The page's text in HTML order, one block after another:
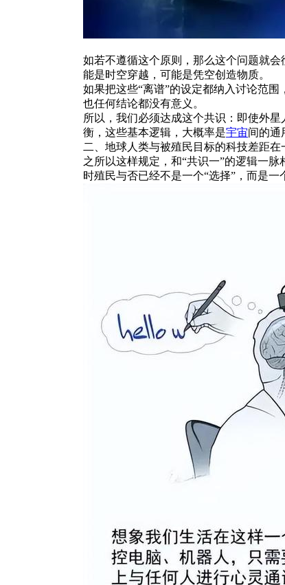
如若不遵循这个原则，那么这个问题就
能是时空穿越，可能是凭空创造物质。
如果把这些“离谱”的设定都纳入讨论范
也任何结论都没有意义。
所以，我们必须达成这个共识：即使外
衡，这些基本逻辑，大概率是宇宙间的通
二、地球人类与被殖民目标的科技差距在
之所以这样规定，和“共识一”的逻辑一
时殖民与否已经不是一个“选择”，而是一